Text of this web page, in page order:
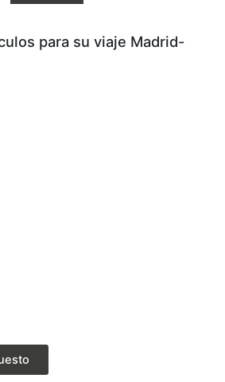
para su viaje Madrid-